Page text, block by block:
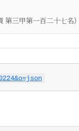
第三甲第一百二十七名）